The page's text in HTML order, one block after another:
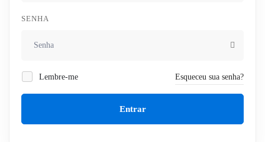
SENHA
Lembre-me Esqueceu sua senha?
Entrar